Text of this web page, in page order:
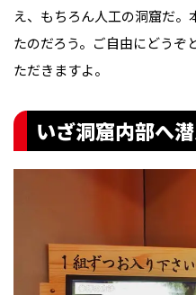
え、もちろん人工の洞窟だ
たのだろう。ご自由にどうぞ
ただきますよ。
いざ洞窟内部へ潜